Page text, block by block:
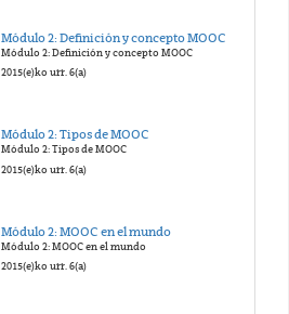
Módulo 2: Definición y concepto MOOC
Módulo 2: Definición y concepto MOOC
2015(e)ko urr. 6(a)
Módulo 2: Tipos de MOOC
Módulo 2: Tipos de MOOC
2015(e)ko urr. 6(a)
Módulo 2: MOOC en el mundo
Módulo 2: MOOC en el mundo
2015(e)ko urr. 6(a)